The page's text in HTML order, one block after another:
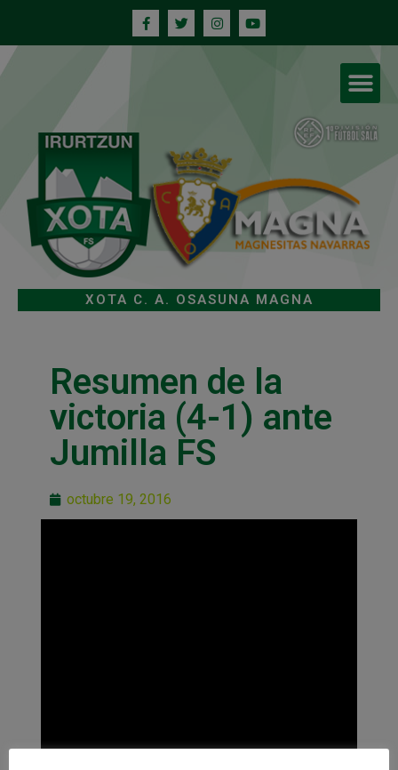
XOTA C. A. OSASUNA MAGNA
Resumen de la
victoria (4-1) ante
Jumilla FS
octubre 19, 2016